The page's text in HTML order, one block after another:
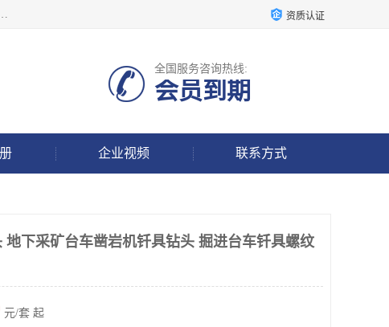
钎杆、钎尾、钎头、钻头涵盖凿岩钎具、矿用钎具等类型产品，具备研发和生产制造液压凿岩设备的先进技术，产品广泛应用于矿山开采、隧道挖掘、水利水电、地下工程建设等项目，立志成为行业内缺屈指可数的高端钎具制造工厂。 资质认证
全国服务咨询热线:
会员到期
企业视频 联系方式
地下采矿台车凿岩机钎具钻头 掘进台车钎具螺纹
元/套 起